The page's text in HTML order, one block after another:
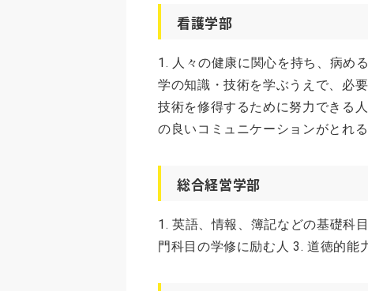
看護学部
1. 人々の健康に関心を持ち、病め
学の知識・技術を学ぶうえで、必
技術を修得するために努力できる
の良いコミュニケーションがとれ
総合経営学部
1. 英語、情報、簿記などの基礎科
門科目の学修に励む人 3. 道徳的能